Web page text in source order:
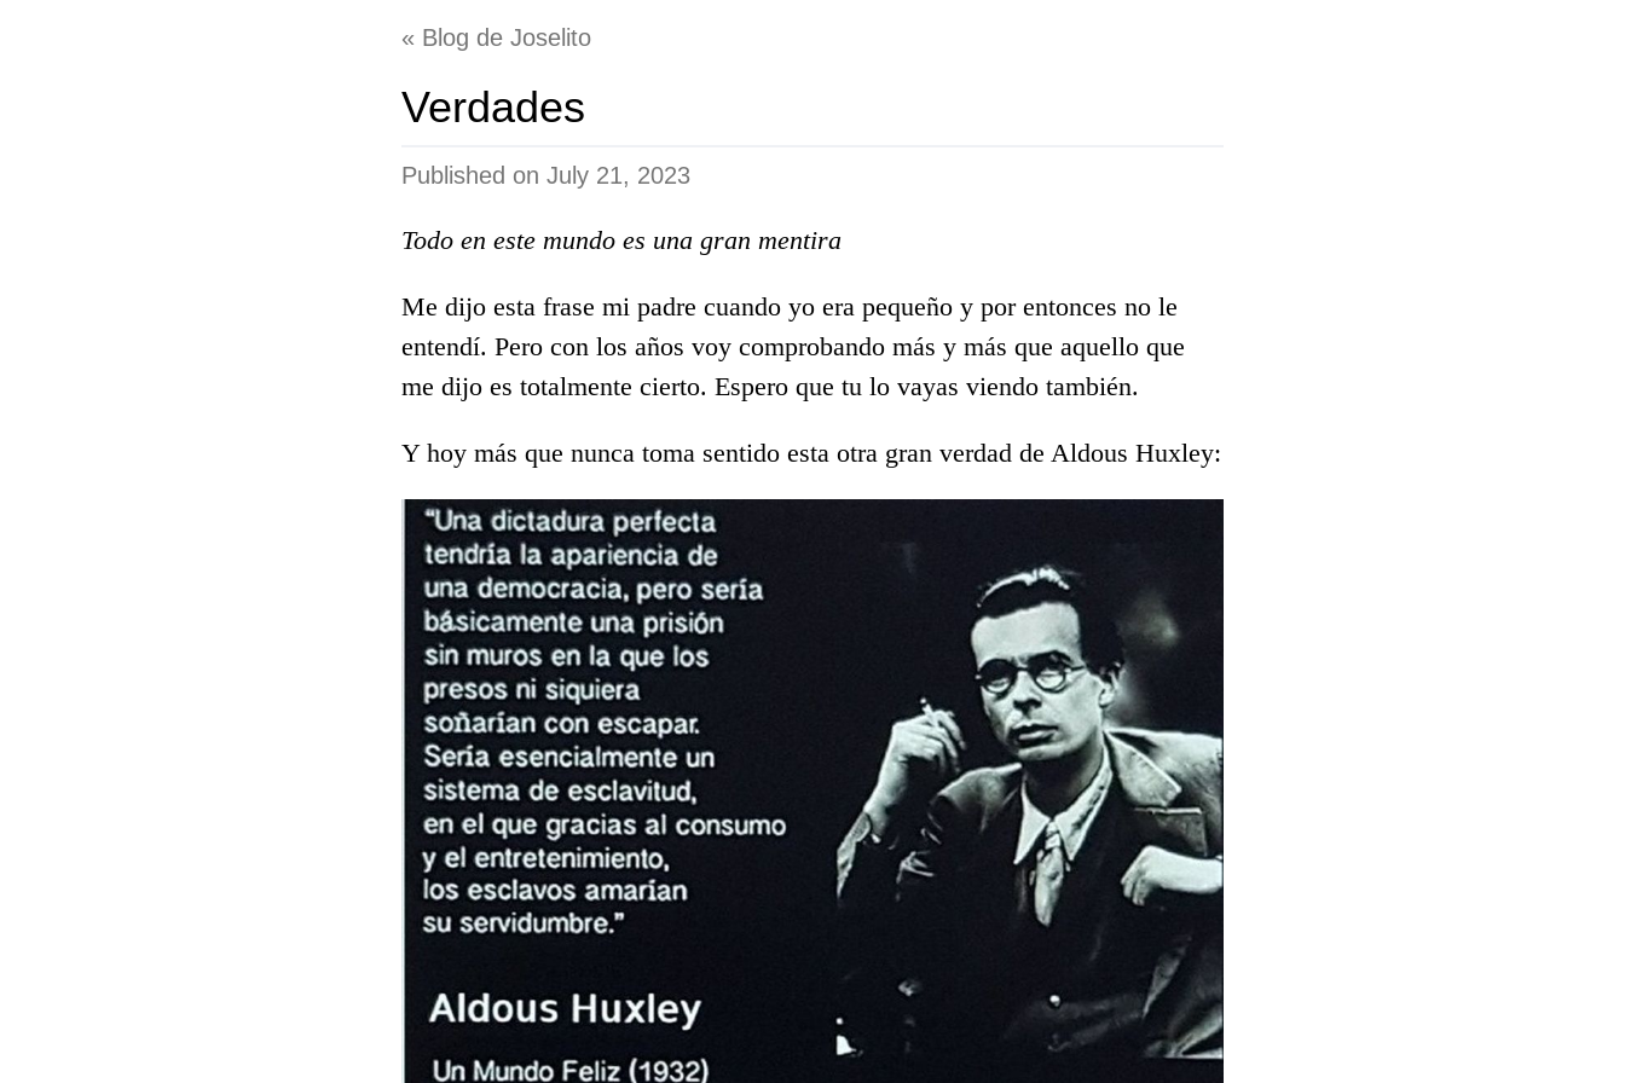
Blog de Joselito
Verdades
Published on July 21, 2023
Todo en este mundo es una gran mentira
Me dijo esta frase mi padre cuando yo era pequeño y por entonces no le
entendí. Pero con los años voy comprobando más y más que aquello que
me dijo es totalmente cierto. Espero que tu lo vayas viendo también.
Y hoy más que nunca toma sentido esta otra gran verdad de Aldous Huxley: